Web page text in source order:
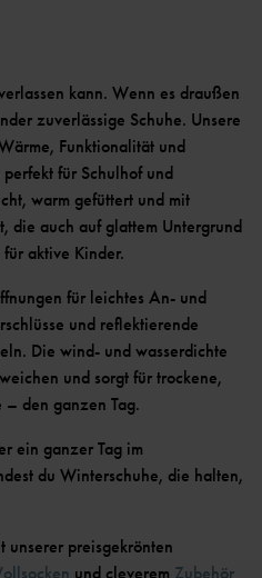
kann. Wenn es draußen
zuverlässige Schuhe. Unsere
Funktionalität und
für Schulhof und
warm gefüttert und mit
die auch auf glattem Untergrund
aktive Kinder.
für leichtes An- und
und reflektierende
Die wind- und wasserdichte
und sorgt für trockene,
– den ganzen Tag.
ein ganzer Tag im
du Winterschuhe, die halten,
unserer preisgekrönten
und cleverem Zubehör